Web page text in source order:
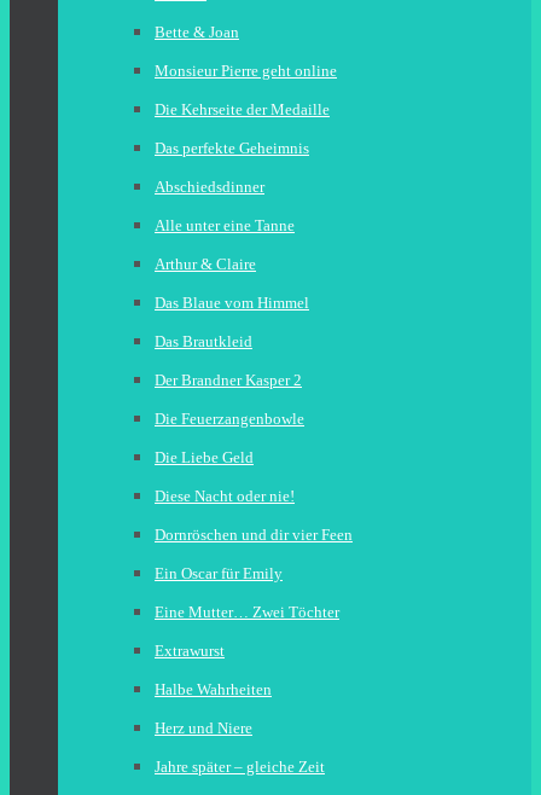
Bette & Joan
Monsieur Pierre geht online
Die Kehrseite der Medaille
Das perfekte Geheimnis
Abschiedsdinner
Alle unter eine Tanne
Arthur & Claire
Das Blaue vom Himmel
Das Brautkleid
Der Brandner Kasper 2
Die Feuerzangenbowle
Die Liebe Geld
Diese Nacht oder nie!
Dornröschen und dir vier Feen
Ein Oscar für Emily
Eine Mutter… Zwei Töchter
Extrawurst
Halbe Wahrheiten
Herz und Niere
Jahre später – gleiche Zeit